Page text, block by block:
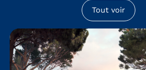
Tout voir